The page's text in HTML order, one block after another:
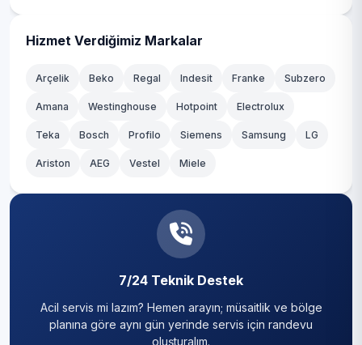
Kağıthane
Kartal
Küçükçekmece
Sultanbeyli
Hizmet Verdiğimiz Markalar
Arçelik Beko Regal Indesit Franke Subzero
Amana Westinghouse Hotpoint Electrolux
Teka Bosch Profilo Siemens Samsung LG
Ariston AEG Vestel Miele
7/24 Teknik Destek
Acil servis mi lazım? Hemen arayın; müsaitlik ve bölge
planına göre aynı gün yerinde servis için randevu
oluşturalım.